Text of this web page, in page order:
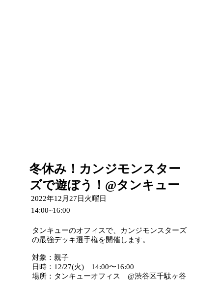
冬休み！カンジモンスター
ズで遊ぼう！@タンキュー
タンキューのオフィスで、カンジモンスターズ
の最強デッキ選手権を開催します。
対象：親子
日時：12/27(火) 14:00〜16:00
場所：タンキューオフィス @渋谷区千駄ヶ谷
2022年12月27日火曜日
14:00~16:00